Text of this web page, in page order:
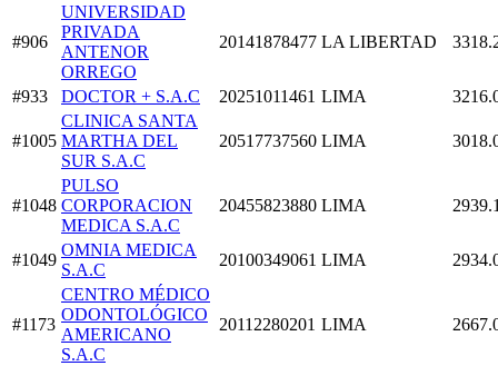
#906
UNIVERSIDAD
PRIVADA
ANTENOR
ORREGO
20141878477 LA LIBERTAD
#933 DOCTOR + S.A.C 20251011461 LIMA
#1005
CLINICA SANTA
MARTHA DEL
SUR S.A.C
20517737560 LIMA
#1048
PULSO
CORPORACION
MEDICA S.A.C
20455823880 LIMA
#1049
OMNIA MEDICA
S.A.C
20100349061 LIMA
#1173
CENTRO MÉDICO
ODONTOLÓGICO
AMERICANO
S.A.C
20112280201 LIMA